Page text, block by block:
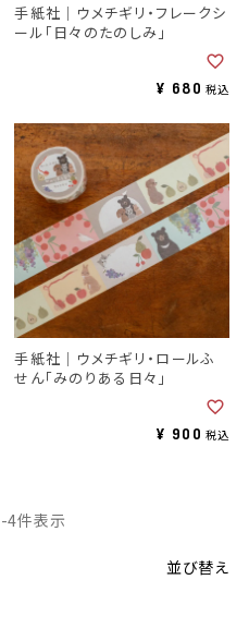
手紙社｜ウメチギリ・フレークシ
ール「日々のたのしみ」
¥ 680 税込
手紙社｜ウメチギリ・ロールふ
せん「みのりある日々」
¥ 900 税込
並び替え
-4件表示